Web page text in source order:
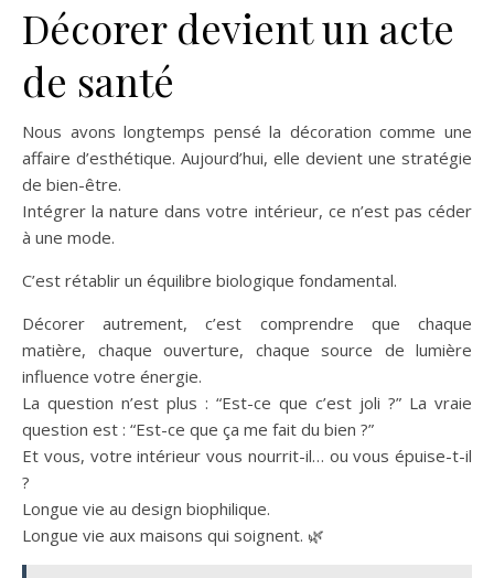
Décorer devient un acte
de santé
Nous avons longtemps pensé la décoration comme une
affaire d’esthétique. Aujourd’hui, elle devient une stratégie
de bien-être.
Intégrer la nature dans votre intérieur, ce n’est pas céder
à une mode.
C’est rétablir un équilibre biologique fondamental.
Décorer autrement, c’est comprendre que chaque
matière, chaque ouverture, chaque source de lumière
influence votre énergie.
La question n’est plus : “Est-ce que c’est joli ?” La vraie
question est : “Est-ce que ça me fait du bien ?”
Et vous, votre intérieur vous nourrit-il… ou vous épuise-t-il
?
Longue vie au design biophilique.
Longue vie aux maisons qui soignent. 🌿